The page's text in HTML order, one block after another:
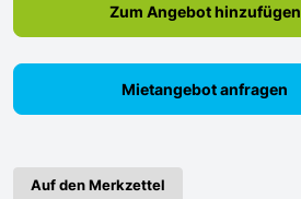
Zum Angebot hinzufügen
Mietangebot anfragen
Auf den Merkzettel